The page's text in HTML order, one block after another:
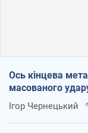
Ось кінцева
масованого
Ігор Чернецький